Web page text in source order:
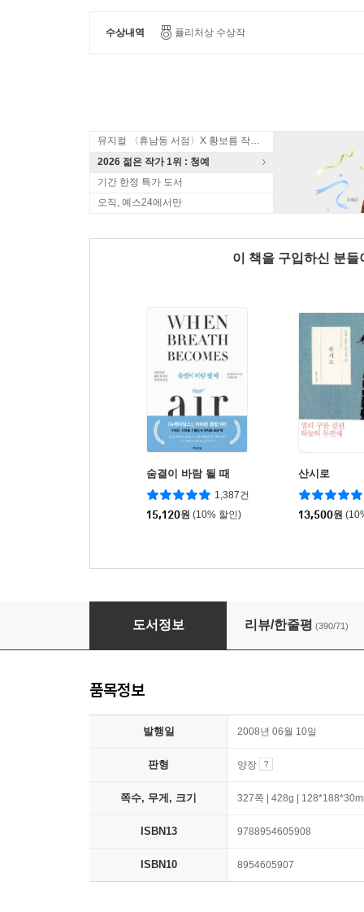
수상내역 퓰리처상 수상작
뮤지컬 〈휴남동 서점〉X 황보름 작가 북토크
2026 젊은 작가 1위 : 청예
기간 한정 특가 도서
오직, 예스24에서만
이 책을 구입하신 분
숨결이 바람 될 때
1,387건
15,120원 (10% 할인)
산시로
13,500원
도서정보 리뷰/한줄평 (390/71)
품목정보
발행일 2008년 06월 10일
판형 양장
쪽수, 무게, 크기 327쪽 | 428g |
ISBN13 9788954605908
ISBN10 8954605907